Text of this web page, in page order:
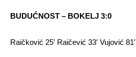
BUDUĆNOST – BOKELJ 3:0
Raičković 25′ Raičević 33′ Vujović 81′